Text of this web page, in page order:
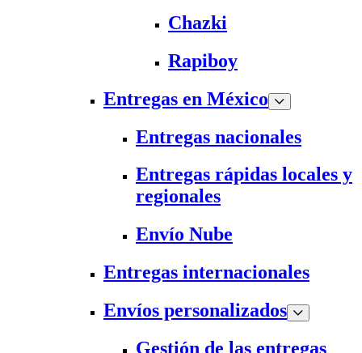
Chazki
Rapiboy
Entregas en México
Entregas nacionales
Entregas rápidas locales y
regionales
Envío Nube
Entregas internacionales
Envíos personalizados
Gestión de las entregas